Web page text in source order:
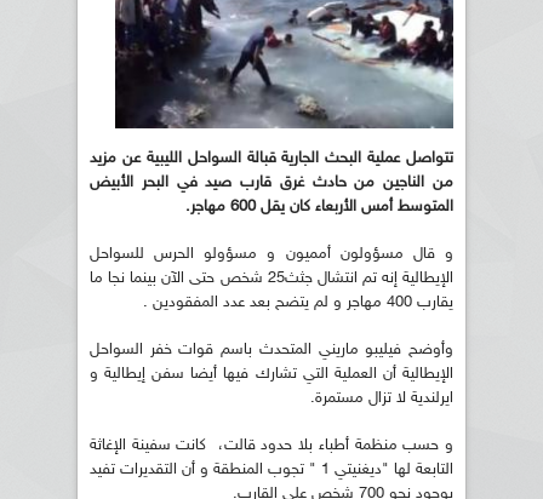
تتواصل عملية البحث الجارية قبالة السواحل الليبية عن مزيد
من الناجين من حادث غرق قارب صيد في البحر الأبيض
المتوسط أمس الأربعاء كان يقل 600 مهاجر.
و قال مسؤولون أمميون و مسؤولو الحرس للسواحل
الإيطالية إنه تم انتشال جثث25 شخص حتى الآن بينما نجا ما
يقارب 400 مهاجر و لم يتضح بعد عدد المفقودين .
وأوضح فيليبو ماريني المتحدث باسم قوات خفر السواحل
الإيطالية أن العملية التي تشارك فيها أيضا سفن إيطالية و
ايرلندية لا تزال مستمرة.
و حسب منظمة أطباء بلا حدود قالت، كانت سفينة الإغاثة
التابعة لها "ديغنيتي 1 " تجوب المنطقة و أن التقديرات تفيد
بوجود نحو 700 شخص على القارب.